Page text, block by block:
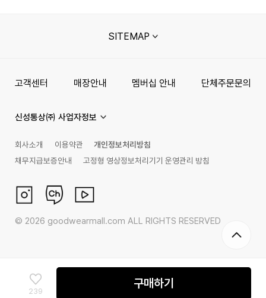
239
구매하기
SITEMAP
고객센터 매장안내 멤버십 안내 단체주문문의
신성통상㈜ 사업자정보
회사소개 이용약관
개인정보처리방침
채무지급보증안내
고정형 영상정보처리기기 운영관리 방침
© 2026 goodwearmall.com ALL RIGHTS RESERVED